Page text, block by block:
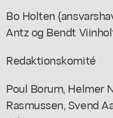
Bo Holten
Antz og Bendt
Redaktionskomité
Poul Borum, Helmer
Rasmussen, Svend